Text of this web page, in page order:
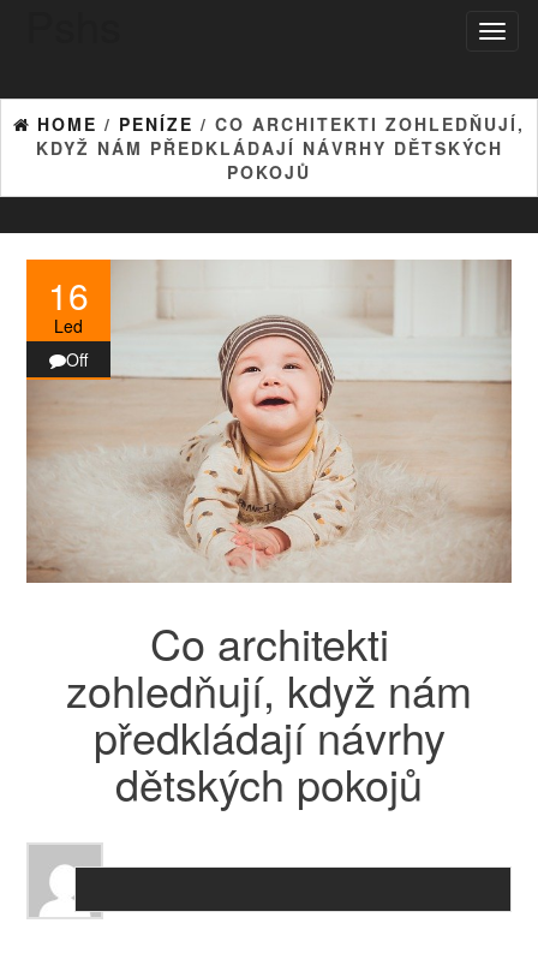
HOME / PENÍZE / CO ARCHITEKTI ZOHLEDŇUJÍ,
KDYŽ NÁM PŘEDKLÁDAJÍ NÁVRHY DĚTSKÝCH
POKOJŮ
16
Led
Off
Co architekti
zohledňují, když nám
předkládají návrhy
dětských pokojů